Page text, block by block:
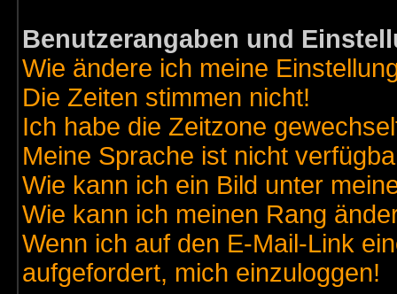
Benutzerangaben und
Wie ändere ich meine
Die Zeiten stimmen nicht!
Ich habe die Zeitzone
Meine Sprache ist nicht
Wie kann ich ein Bild unter
Wie kann ich meinen Rang
Wenn ich auf den E-Mail-Link
aufgefordert, mich einzuloggen!